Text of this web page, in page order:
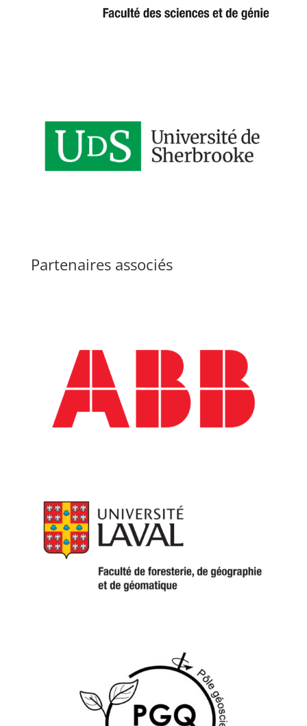
Partenaires associés